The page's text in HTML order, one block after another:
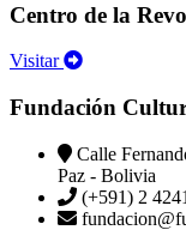
Centro de la
Visitar
Fundación
Calle
Paz - Bolivia
(+591) 2